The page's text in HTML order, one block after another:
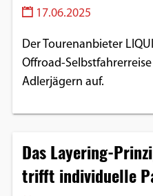
17.06.2025
Der Tourenanbieter
Offroad-
Adlerjägern auf.
Das Layering-
trifft individuelle